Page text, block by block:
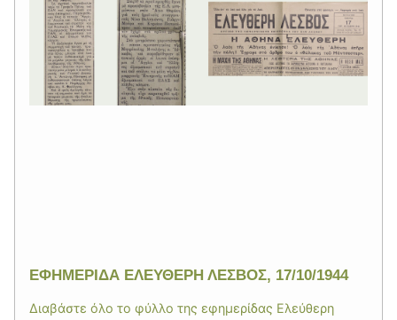
ΕΦΗΜΕΡΙΔΑ ΕΛΕΥΘΕΡΗ ΛΕΣΒΟΣ, 17/10/1944
Διαβάστε όλο το φύλλο της εφημερίδας Ελεύθερη